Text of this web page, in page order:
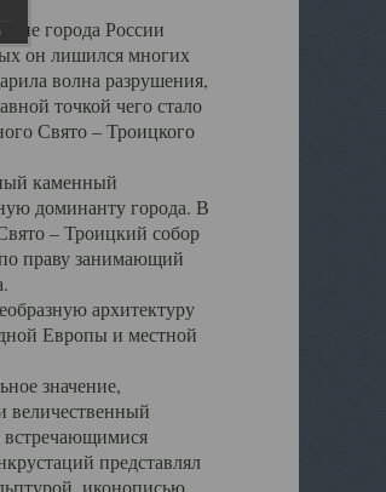
города России
он лишился многих
волна разрушения,
точкой чего стало
Свято – Троицкого
каменный
доминанту города. В
– Троицкий собор
праву занимающий
архитектуру
Европы и местной
значение,
величественный
встречающимися
представлял
иконописью,